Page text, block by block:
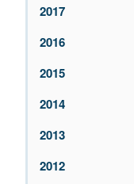
2017
2016
2015
2014
2013
2012